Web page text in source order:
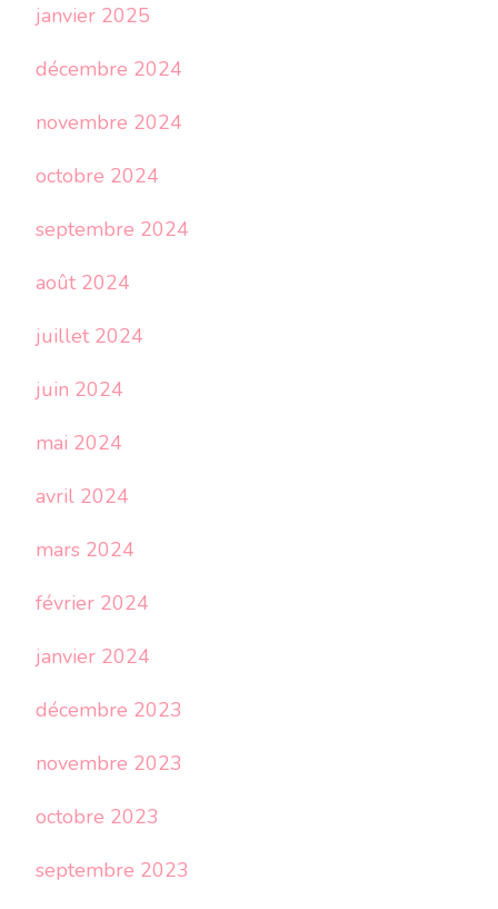
janvier 2025
décembre 2024
novembre 2024
octobre 2024
septembre 2024
août 2024
juillet 2024
juin 2024
mai 2024
avril 2024
mars 2024
février 2024
janvier 2024
décembre 2023
novembre 2023
octobre 2023
septembre 2023